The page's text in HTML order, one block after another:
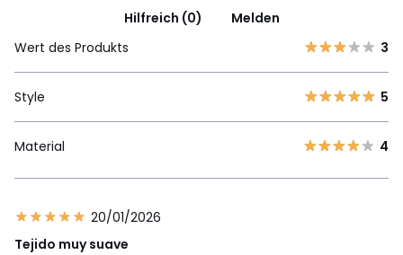
Hilfreich (0)
Melden
Wert des Produkts
3
Style 5
Material 4
20/01/2026
Tejido muy suave